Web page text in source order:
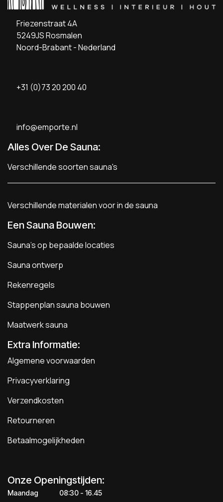
Friezenstraat 4A
5249JS Rosmalen
Noord-Brabant - Nederland
+31 (0)73 20 200 40
info@emporte.nl
Alles Over De Sauna:
Verschillende soorten sauna's
Verschillende materialen voor in de sauna
Een Sauna Bouwen:
Sauna's op bepaalde locaties
Sauna ontwerp
Rekenregels
Stappenplan sauna bouwen
Maatwerk sauna
Extra Informatie:
Algemene voorwaarden
Privacyverklaring
Verzendkosten
Retourneren
Betaalmogelijkheden
Onze Openingstijden:
Maandag
​​​08:30 - 16.45​